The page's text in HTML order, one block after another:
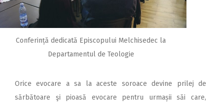
Conferință dedicată Episcopului Melchisedec la
Departamentul de Teologie
Orice evocare a sa la aceste soroace devine prilej de
sărbătoare şi pioasă evocare pentru urmașii săi care,